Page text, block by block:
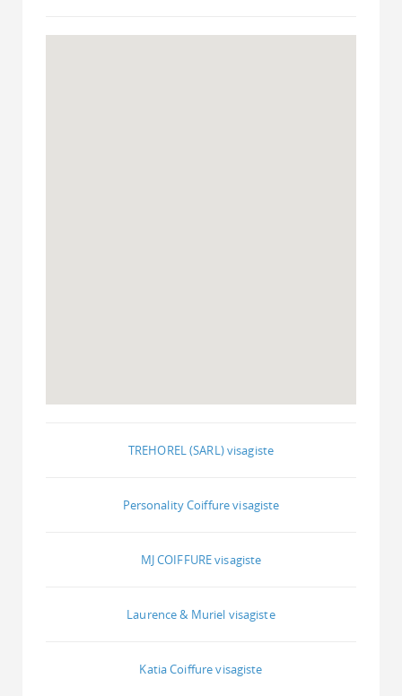
TREHOREL (SARL) visagiste
Personality Coiffure visagiste
MJ COIFFURE visagiste
Laurence & Muriel visagiste
Katia Coiffure visagiste